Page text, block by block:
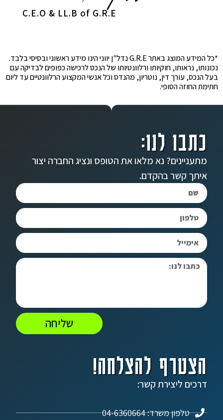
C.E.O & LL.B of G.R.E
*כל המידע המוצג באתר G.R.E נדל"ן יווני הינו מידע ראשוני ובסיסי בלבד.
נכונותו, נראותו, חוקיותו ורלוונטיותו של הנכס לרכישה כפופים לבדיקה עם
בעל הנכס, עורך דין, נוטריון, מהנדס וכל אנשי המקצוע הרלוונטיים עד ליום
חתימת החוזה הסופי.
הצטרף להצלחה!
דרכים ליצירת קשר:
טלפון משרד: 04-6360664
כתבו לנו:
מתעניינים? נא מלאו את הטופס ונציג החברה יצור
איתך קשר בהקדם.
שליחה